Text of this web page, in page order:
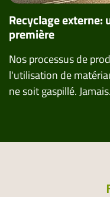
Recyclage externe:
première
Nos processus de
l'utilisation de
ne soit gaspillé. Jamais.